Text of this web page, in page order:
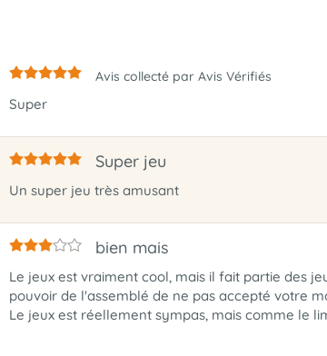
Avis collecté par Avis Vérifiés
Super
Super jeu
Un super jeu très amusant
bien mais
Le jeux est vraiment cool, mais il fait partie des
pouvoir de l'assemblé de ne pas accepté votre
Le jeux est réellement sympas, mais comme le